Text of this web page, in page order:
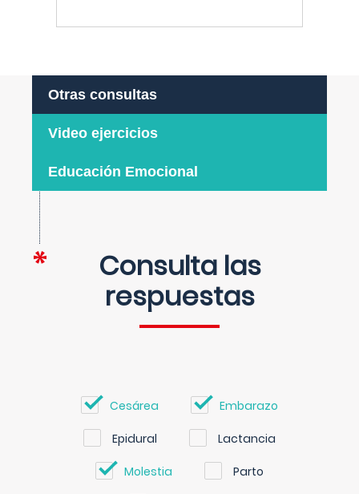
Otras consultas
Video ejercicios
Educación Emocional
Consulta las
respuestas
Cesárea Embarazo
Epidural Lactancia
Molestia Parto